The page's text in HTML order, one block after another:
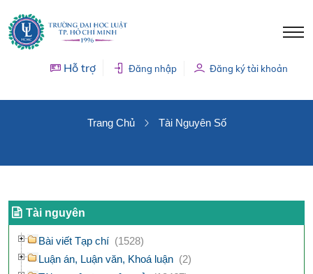
Hỗ trợ Đăng nhập Đăng ký tài khoản
Trang Chủ Tài Nguyên Số
Tài nguyên
Bài viết Tạp chí (1528)
Luận án, Luận văn, Khoá luận (2)